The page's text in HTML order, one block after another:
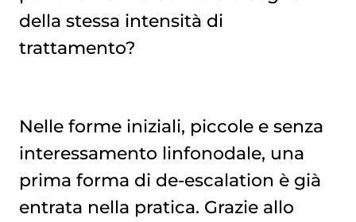
della stessa intensità di
trattamento?
Nelle forme iniziali, piccole e senza
interessamento linfonodale, una
prima forma di de-escalation è già
entrata nella pratica. Grazie allo